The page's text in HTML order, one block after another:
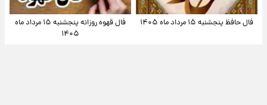
فال حافظ پنجشنبه ۱۵ مرداد ماه ۱۴۰۵
فال قهوه روزانه پنجشنبه ۱۵ مرداد ماه
۱۴۰۵